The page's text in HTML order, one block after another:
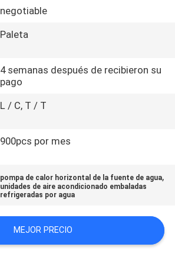
negotiable
Paleta
4 semanas después de recibieron su
pago
L / C, T / T
900pcs por mes
pompa de calor horizontal de la fuente de agua,
unidades de aire acondicionado embaladas
refrigeradas por agua
MEJOR PRECIO